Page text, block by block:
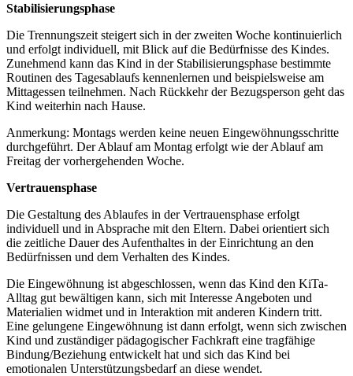
Stabilisierungsphase
Die Trennungszeit steigert sich in der zweiten Woche kontinuierlich
und erfolgt individuell, mit Blick auf die Bedürfnisse des Kindes.
Zunehmend kann das Kind in der Stabilisierungsphase bestimmte
Routinen des Tagesablaufs kennenlernen und beispielsweise am
Mittagessen teilnehmen. Nach Rückkehr der Bezugsperson geht das
Kind weiterhin nach Hause.
Anmerkung: Montags werden keine neuen Eingewöhnungs­schritte
durch­geführt. Der Ablauf am Montag erfolgt wie der Ab­lauf am
Freitag der vorher­gehenden Woche.
Vertrauensphase
Die Gestaltung des Ablaufes in der Vertrauens­phase erfolgt
individuell und in Absprache mit den Eltern. Dabei orientiert sich
die zeitliche Dauer des Aufenthaltes in der Ein­richtung an den
Bedürfnissen und dem Verhalten des Kindes.
Die Eingewöhnung ist abgeschlossen, wenn das Kind den KiTa-
Alltag gut bewältigen kann, sich mit Interesse Angeboten und
Materialien widmet und in Interaktion mit anderen Kindern tritt.
Eine gelungene Ein­gewöhnung ist dann erfolgt, wenn sich zwischen
Kind und zuständiger pädagogischer Fachkraft eine tragfähige
Bindung/Beziehung entwickelt hat und sich das Kind bei
emotionalen Unterstützungs­bedarf an diese wendet.